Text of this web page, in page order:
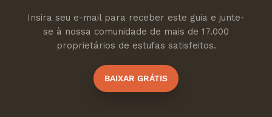
Insira seu e-mail para receber este guia e junte-
se à nossa comunidade de mais de 17.000
proprietários de estufas satisfeitos.
BAIXAR GRÁTIS